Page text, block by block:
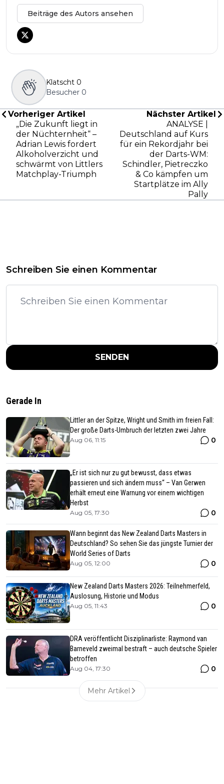
Beiträge des Autors ansehen
Klatscht 0
Besucher 0
Vorheriger Artikel
„Die Zukunft liegt in
der Nüchternheit“ –
Adrian Lewis fordert
Alkoholverzicht und
schwärmt von Littlers
Matchplay-Triumph
Nächster Artikel
ANALYSE |
Deutschland auf Kurs
für ein Rekordjahr bei
der Darts-WM:
Schindler, Pietreczko
& Co kämpfen um
Startplätze im Ally
Pally
Schreiben Sie einen Kommentar
SENDEN
Gerade In
Littler an der Spitze, Wright und Smith im freien Fall:
Der große Darts-Umbruch der letzten zwei Jahre
Aug 06, 11:15 0
„Er ist sich nur zu gut bewusst, dass etwas
passieren und sich ändern muss“ – Van Gerwen
erhält erneut eine Warnung vor einem wichtigen
Herbst
Aug 05, 17:30 0
Wann beginnt das New Zealand Darts Masters in
Deutschland? So sehen Sie das jüngste Turnier der
World Series of Darts
Aug 05, 12:00 0
New Zealand Darts Masters 2026: Teilnehmerfeld,
Auslosung, Historie und Modus
Aug 05, 11:43 0
DRA veröffentlicht Disziplinarliste: Raymond van
Barneveld zweimal bestraft – auch deutsche Spieler
betroffen
Aug 04, 17:30 0
Mehr Artikel